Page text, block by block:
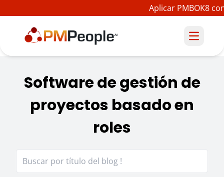
Aplicar PMBOK8
Software de gestión de
proyectos basado en
roles